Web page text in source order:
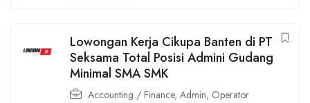
Lowongan Kerja Cikupa Banten di PT
Seksama Total Posisi Admini Gudang
Minimal SMA SMK
Accounting / Finance, Admin, Operator